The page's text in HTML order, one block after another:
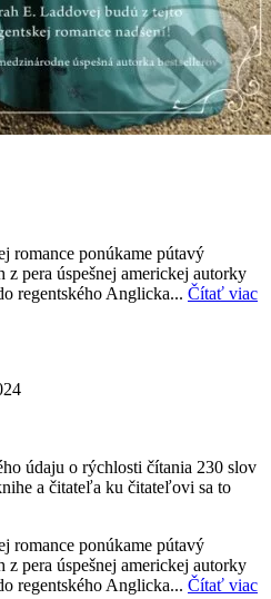
romance ponúkame pútavý
pera úspešnej americkej autorky
regentského Anglicka... Čítať viac
údaju o rýchlosti čítania 230 slov
a čitateľa ku čitateľovi sa to
romance ponúkame pútavý
pera úspešnej americkej autorky
regentského Anglicka... Čítať viac